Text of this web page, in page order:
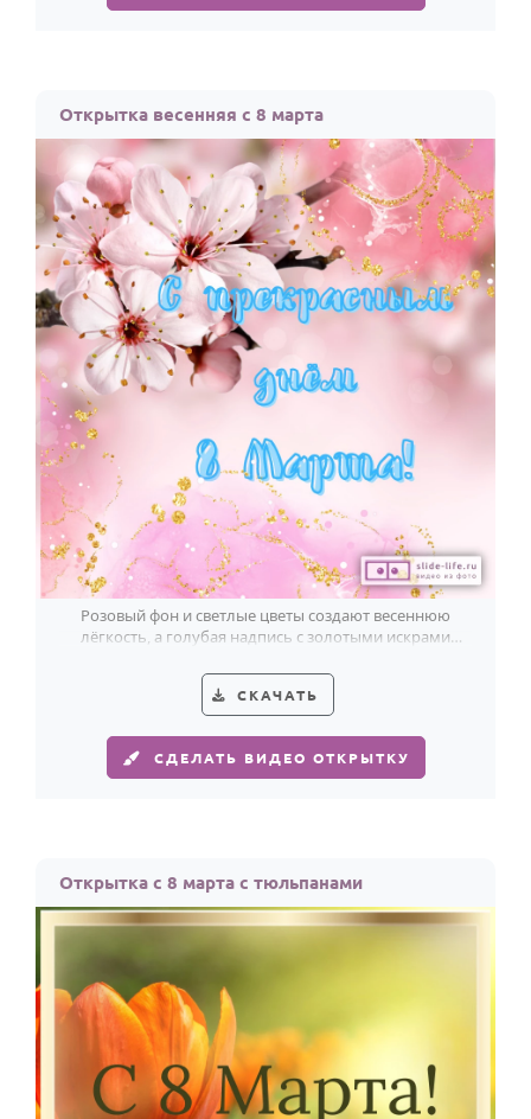
Открытка весенняя с 8 марта
Розовый фон и светлые цветы создают весеннюю
лёгкость, а голубая надпись с золотыми искрами
СКАЧАТЬ
СДЕЛАТЬ ВИДЕО ОТКРЫТКУ
Открытка с 8 марта с тюльпанами